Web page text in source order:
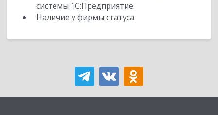
системы 1С:Предприятие.
Наличие у фирмы статуса